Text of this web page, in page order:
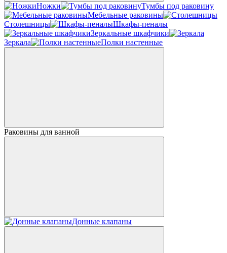
Ножки
Тумбы под раковину
Мебельные раковины
Столешницы
Шкафы-пеналы
Зеркальные шкафчики
Зеркала
Полки настенные
Раковины для ванной
Донные клапаны